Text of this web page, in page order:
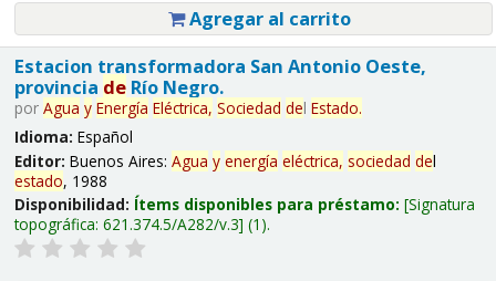
Agregar al carrito
Estacion transformadora San Antonio Oeste,
provincia deRío Negro.
por Agua y Energía Eléctrica, Sociedad del Estado.
Idioma: Español
Editor: Buenos Aires: Agua y energía eléctrica, sociedad del
estado, 1988
Disponibilidad: Ítems disponibles para préstamo: Signatura
topográfica: 621.374.5/A282/v.3 (1).